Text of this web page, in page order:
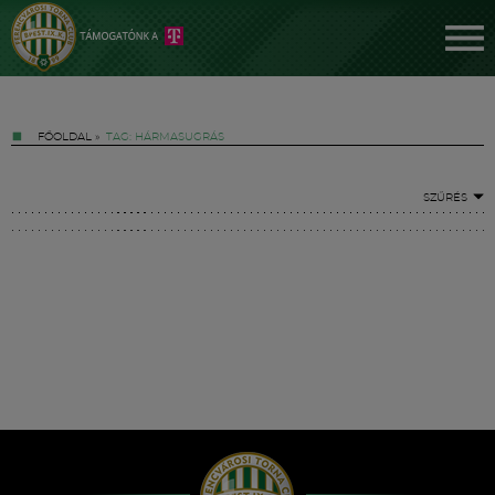
FŐOLDAL » TAG: HÁRMASUGRÁS
SZŰRÉS
Hírek